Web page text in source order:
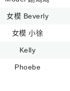
女模 Beverly
女模 小徐
Kelly
Phoebe